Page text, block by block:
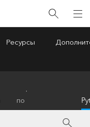
Ресурсы
по
инструментам